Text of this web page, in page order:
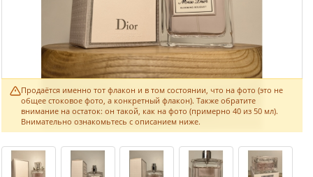
Продаётся именно тот флакон и в том состоянии, что на фото (это не
общее стоковое фото, а конкретный флакон). Также обратите
внимание на остаток: он такой, как на фото (примерно 40 из 50 мл).
Внимательно ознакомьтесь с описанием ниже.